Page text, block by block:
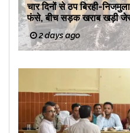
चार दिनों से ठप बिरही-
फंसे, बीच सड़क खराब खड़ी
2 days ago